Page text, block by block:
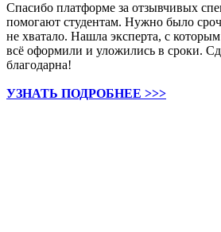
Спасибо платформе за отзывчивых
помогают студентам. Нужно было
не хватало. Нашла эксперта, с
всё оформили и уложились в сроки.
благодарна!
УЗНАТЬ ПОДРОБНЕЕ >>>